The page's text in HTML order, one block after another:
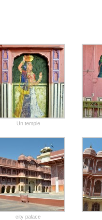
Un temple
city palace